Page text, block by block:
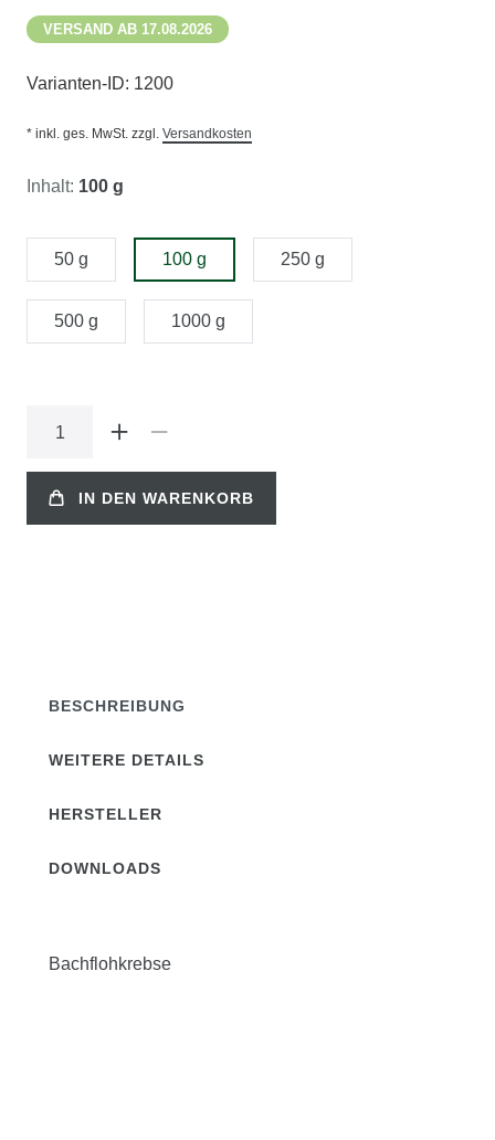
VERSAND AB 17.08.2026
Varianten-ID: 1200
* inkl. ges. MwSt. zzgl. Versandkosten
Inhalt: 100 g
50 g 100 g 250 g
500 g 1000 g
IN DEN WARENKORB
BESCHREIBUNG
WEITERE DETAILS
HERSTELLER
DOWNLOADS
Bachflohkrebse